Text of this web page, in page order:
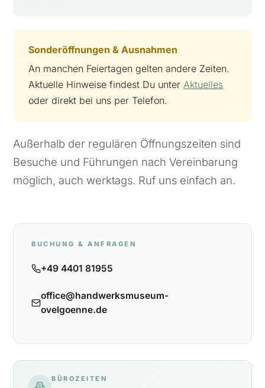
Sonderöffnungen & Ausnahmen
An manchen Feiertagen gelten andere Zeiten.
Aktuelle Hinweise findest Du unterAktuelles
oder direkt bei uns per Telefon.
Außerhalb der regulären Öffnungszeiten sind
Besuche und Führungen nach Vereinbarung
möglich, auch werktags. Ruf uns einfach an.
BUCHUNG & ANFRAGEN
+49 4401 81955
office@handwerksmuseum-
ovelgoenne.de
BÜROZEITEN